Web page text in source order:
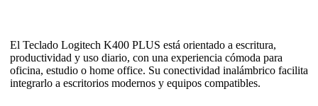
El Teclado Logitech K400 PLUS está orientado a escritura,
productividad y uso diario, con una experiencia cómoda para
oficina, estudio o home office. Su conectividad inalámbrico facilita
integrarlo a escritorios modernos y equipos compatibles.